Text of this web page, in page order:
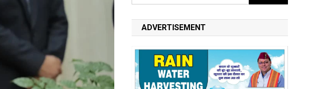
for:
ADVERTISEMENT